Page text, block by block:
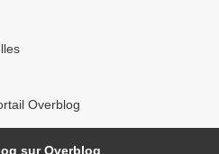
Overblog
sur Overblog